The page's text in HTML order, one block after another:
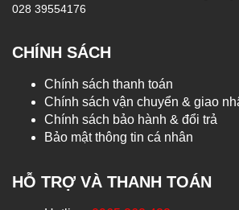
028 39554176
CHÍNH SÁCH
Chính sách thanh toán
Chính sách vận chuyển & giao
Chính sách bảo hành & đổi trả
Bảo mật thông tin cá nhân
HỖ TRỢ VÀ THANH TOÁN